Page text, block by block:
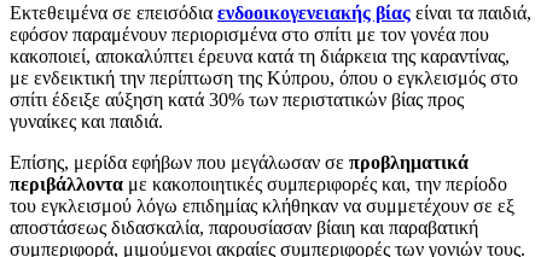
Εκτεθειμένα σε επεισόδια ενδοοικογενειακής βίας είναι τα παιδιά,
εφόσον παραμένουν περιορισμένα στο σπίτι με τον γονέα που
κακοποιεί, αποκαλύπτει έρευνα κατά τη διάρκεια της καραντίνας,
με ενδεικτική την περίπτωση της Κύπρου, όπου ο εγκλεισμός στο
σπίτι έδειξε αύξηση κατά 30% των περιστατικών βίας προς
γυναίκες και παιδιά.
Επίσης, μερίδα εφήβων που μεγάλωσαν σε προβληματικά
περιβάλλοντα με κακοποιητικές συμπεριφορές και, την περίοδο
του εγκλεισμού λόγω επιδημίας κλήθηκαν να συμμετέχουν σε εξ
αποστάσεως διδασκαλία, παρουσίασαν βίαιη και παραβατική
συμπεριφορά, μιμούμενοι ακραίες συμπεριφορές των γονιών τους.